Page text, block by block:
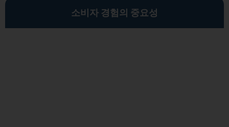
소비자 경험의 중요성